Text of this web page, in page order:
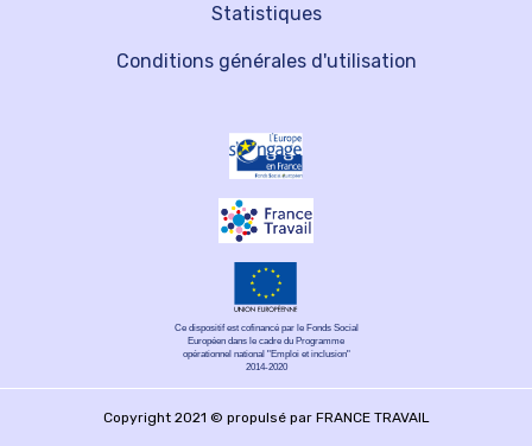
Statistiques
Conditions générales d'utilisation
Ce dispositif est cofinancé par le Fonds Social
Européen dans le cadre du Programme
opérationnel national "Emploi et inclusion"
2014-2020
Copyright 2021 © propulsé par FRANCE TRAVAIL